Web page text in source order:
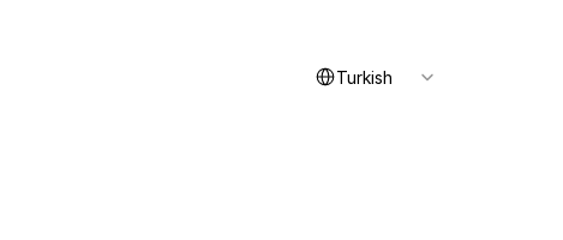
Turkish